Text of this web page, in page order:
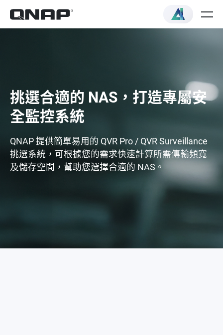
挑選合適的 NAS，打造專屬安
全監控系統
QNAP 提供簡單易用的 QVR Pro / QVR Surveillance
挑選系統，可根據您的需求快速計算所需傳輸頻寬
及儲存空間，幫助您選擇合適的 NAS。